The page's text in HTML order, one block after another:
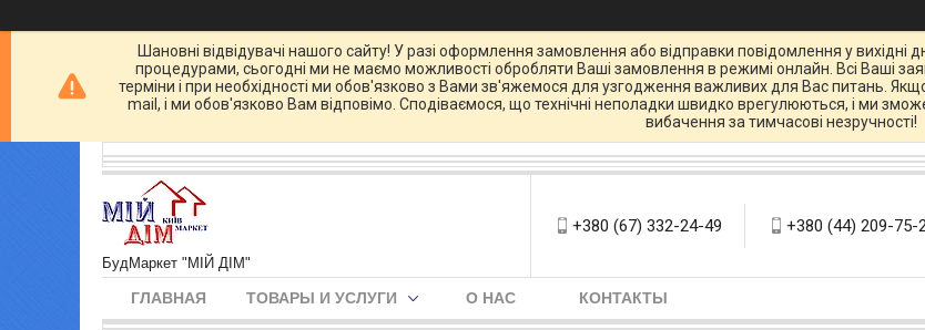
Шановні відвідувачі нашого сайту! У разі оформлення замовлення або відправки повідомлення у вихідні
процедурами, сьогодні ми не маємо можливості обробляти Ваші замовлення в режимі онлайн. Всі Ваші
терміни і при необхідності ми обов'язково з Вами зв'яжемося для узгодження важливих для Вас питань.
mail, і ми обов'язково Вам відповімо. Сподіваємося, що технічні неполадки швидко врегулюються, і ми
вибачення за тимчасові незручності!
БудМаркет "МІЙ ДІМ"
+380 (67) 332-24-49 +380 (44) 209-75-
ГЛАВНАЯ ТОВАРЫ И УСЛУГИ О НАС КОНТАКТЫ